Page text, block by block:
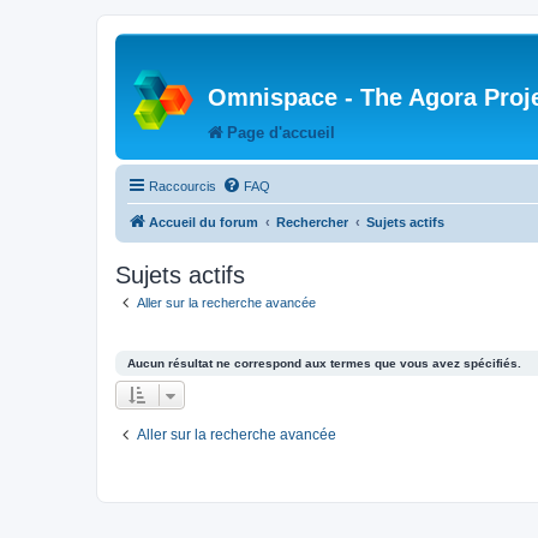
Omnispace - The Agora
Page d'accueil
Raccourcis FAQ
Accueil du forum Rechercher Sujets actifs
Sujets actifs
Aller sur la recherche avancée
Aucun résultat ne correspond aux termes que vous avez spécifiés.
Aller sur la recherche avancée